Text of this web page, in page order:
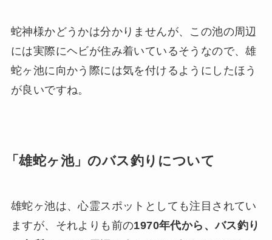
蛇神様かどうかは分かりませんが、この池の周辺
には実際にヘビが住み着いているそうなので、雄
蛇ヶ池に向かう際には気を付けるようにしたほう
が良いですね。
「雄蛇ヶ池」のバス釣りについて
雄蛇ヶ池は、心霊スポットとしても注目されてい
ますが、それよりも前の1970年代から、バス釣り